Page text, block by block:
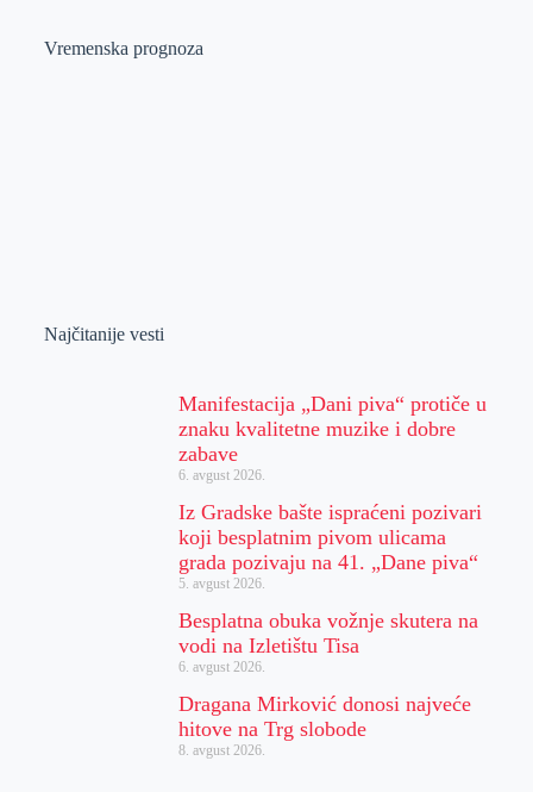
Vremenska prognoza
Najčitanije vesti
Manifestacija „Dani piva“ protiče u
znaku kvalitetne muzike i dobre
zabave
6. avgust 2026.
Iz Gradske bašte ispraćeni pozivari
koji besplatnim pivom ulicama
grada pozivaju na 41. „Dane piva“
5. avgust 2026.
Besplatna obuka vožnje skutera na
vodi na Izletištu Tisa
6. avgust 2026.
Dragana Mirković donosi najveće
hitove na Trg slobode
8. avgust 2026.